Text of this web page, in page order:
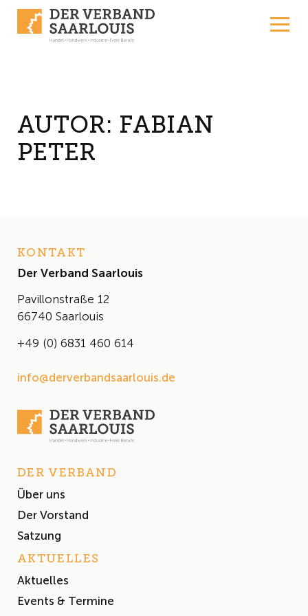
AUTOR: FABIAN
PETER
KONTAKT
Der Verband Saarlouis
Pavillonstraße 12
66740 Saarlouis
+49 (0) 6831 460 614
info@derverbandsaarlouis.de
DER VERBAND
Über uns
Der Vorstand
Satzung
AKTUELLES
Aktuelles
Events & Termine